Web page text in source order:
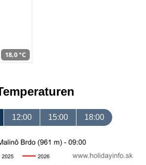
18,0 °C
12:00 15:00 18:00